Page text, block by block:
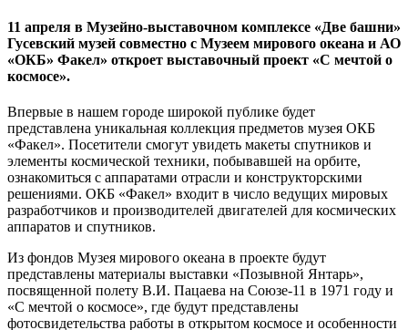
11 апреля в Музейно-выставочном комплексе «Две башни»
Гусевский музей совместно с Музеем мирового океана и АО
«ОКБ» Факел» откроет выставочный проект «С мечтой о
космосе».
Впервые в нашем городе широкой публике будет
представлена уникальная коллекция предметов музея ОКБ
«Факел». Посетители смогут увидеть макеты спутников и
элементы космической техники, побывавшей на орбите,
ознакомиться с аппаратами отрасли и конструкторскими
решениями. ОКБ «Факел» входит в число ведущих мировых
разработчиков и производителей двигателей для космических
аппаратов и спутников.
Из фондов Музея мирового океана в проекте будут
представлены материалы выставки «Позывной Янтарь»,
посвященной полету В.И. Пацаева на Союзе-11 в 1971 году и
«С мечтой о космосе», где будут представлены
фотосвидетельства работы в открытом космосе и особенности